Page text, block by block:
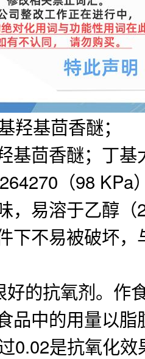
羟基茴香醚；
基茴香醚；丁基
（98 KPa
，易溶于乙醇
下不易被破坏
好的抗氧剂。作
品中的用量以
0.02是抗氧化